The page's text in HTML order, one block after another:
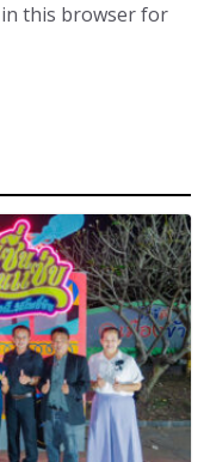
in this browser for